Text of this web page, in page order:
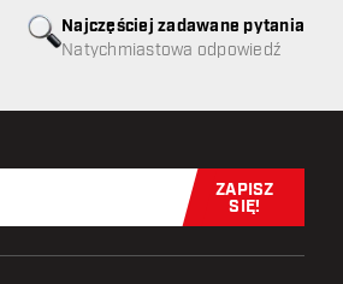
Najczęściej zadawane pytania
Natychmiastowa odpowiedź
klienta niedostępna
Zapisz się
ZAPISZ
SIĘ!